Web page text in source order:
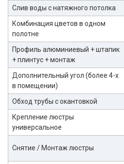
Слив воды с натяжного потолка
Комбинация цветов в одном
полотне
Профиль алюминиевый + штапик
+ плинтус + монтаж
Дополнительный угол (более 4-х
в помещении)
Обход трубы с окантовкой
Крепление люстры
универсальное
Снятие / Монтаж люстры